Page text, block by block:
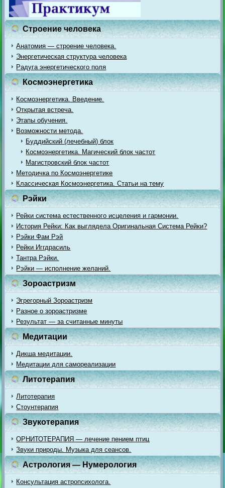
Строение человека
Анатомия — строение человека.
Энергетическая структура человека
Радуга энергетического поля
Космоэнергетика
Космоэнергетика. Введение.
Открытая встреча.
Этапы обучения.
Возможности метода.
Буддийский (лечебный) блок
Космоэнергетика. Магический блок частот
Магистровский блок частот
Методичка по Космоэнергетике
Классическая Космоэнергетика. Статьи на тему
Рэйки
Рейки система естественного исцеления и гармонии.
История Рейки: Как выглядела Оригинальная Система Рейки?
Рэйки Фам Рэй
Рейки Иггдрасиль
Тантра Рэйки.
Рэйки — исполнение желаний.
Зороастризм
Эгрегорный Зороастризм
Разное о зороастризме
Результат — за считанные минуты
Медитации
Дикша медитации.
Медитации для самореализации
Литотерапия
Литотерапия
Стоунтерапия
Звукотерапия
ОРНИТОТЕРАПИЯ — лечение пением птиц
Звуки природы. Музыка для сеансов.
Астрология — Нумерология
Консультация астропсихолога.